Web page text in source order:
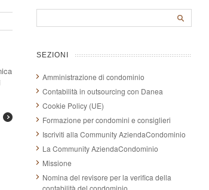
SEZIONI
Amministrazione di condominio
Contabilità in outsourcing con Danea
Cookie Policy (UE)
Formazione per condomini e consiglieri
Iscriviti alla Community AziendaCondominio
La Community AziendaCondominio
Missione
Nomina del revisore per la verifica della
contabilità del condominio